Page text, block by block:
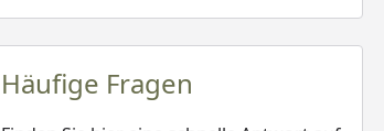
Häufige Fragen